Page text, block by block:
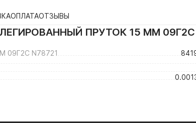
ОПЛАТАОТЗЫВЫ
ПРУТОК 15 ММ 09Г2С
N78721